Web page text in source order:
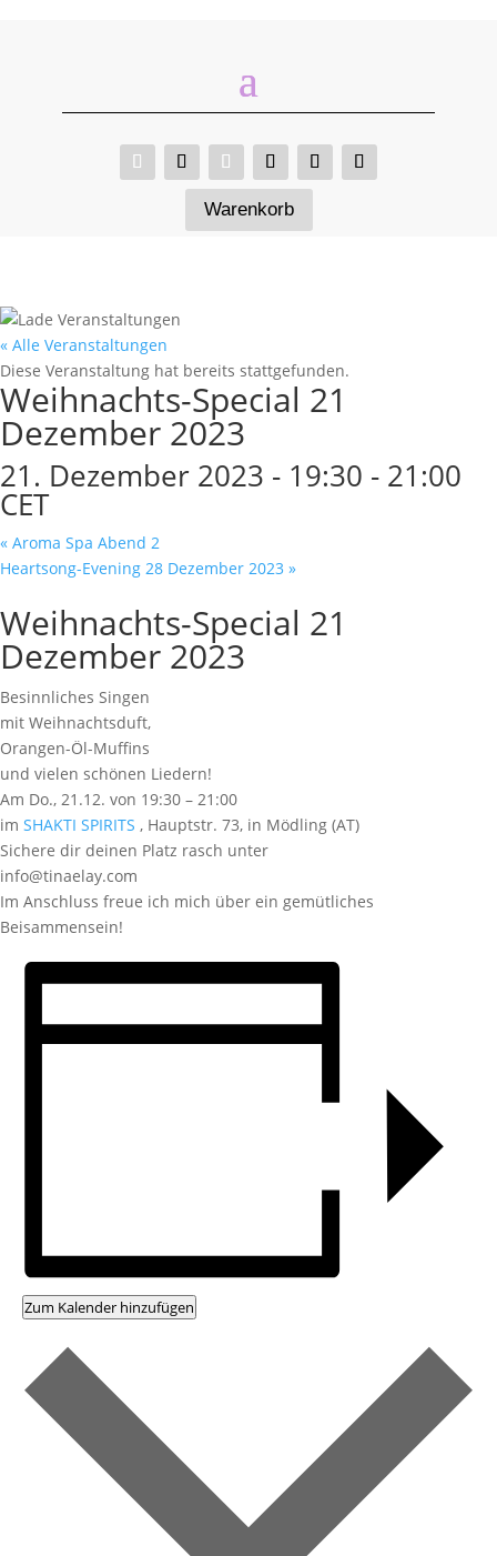
Warenkorb
« Alle Veranstaltungen
Diese Veranstaltung hat bereits stattgefunden.
Weihnachts-Special 21
Dezember 2023
21. Dezember 2023 - 19:30 - 21:00
CET
« Aroma Spa Abend 2
Heartsong-Evening 28 Dezember 2023 »
Weihnachts-Special 21
Dezember 2023
Besinnliches Singen
mit Weihnachtsduft,
Orangen-Öl-Muffins
und vielen schönen Liedern!
Am Do., 21.12. von 19:30 – 21:00
im SHAKTI SPIRITS , Hauptstr. 73, in Mödling (AT)
Sichere dir deinen Platz rasch unter
info@tinaelay.com
Im Anschluss freue ich mich über ein gemütliches
Beisammensein!
Zum Kalender hinzufügen